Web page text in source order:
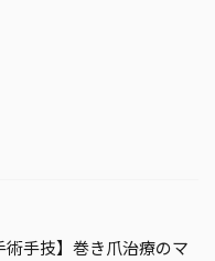
術手技】巻き爪治療のマ